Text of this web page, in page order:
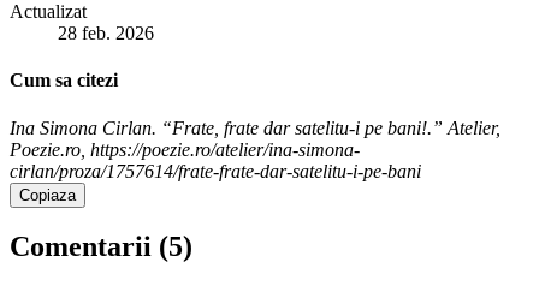
Actualizat
28 feb. 2026
Cum sa citezi
Ina Simona Cirlan. “Frate, frate dar satelitu-i pe bani!.” Atelier,
Poezie.ro, https://poezie.ro/atelier/ina-simona-
cirlan/proza/1757614/frate-frate-dar-satelitu-i-pe-bani
Copiaza
Comentarii (5)